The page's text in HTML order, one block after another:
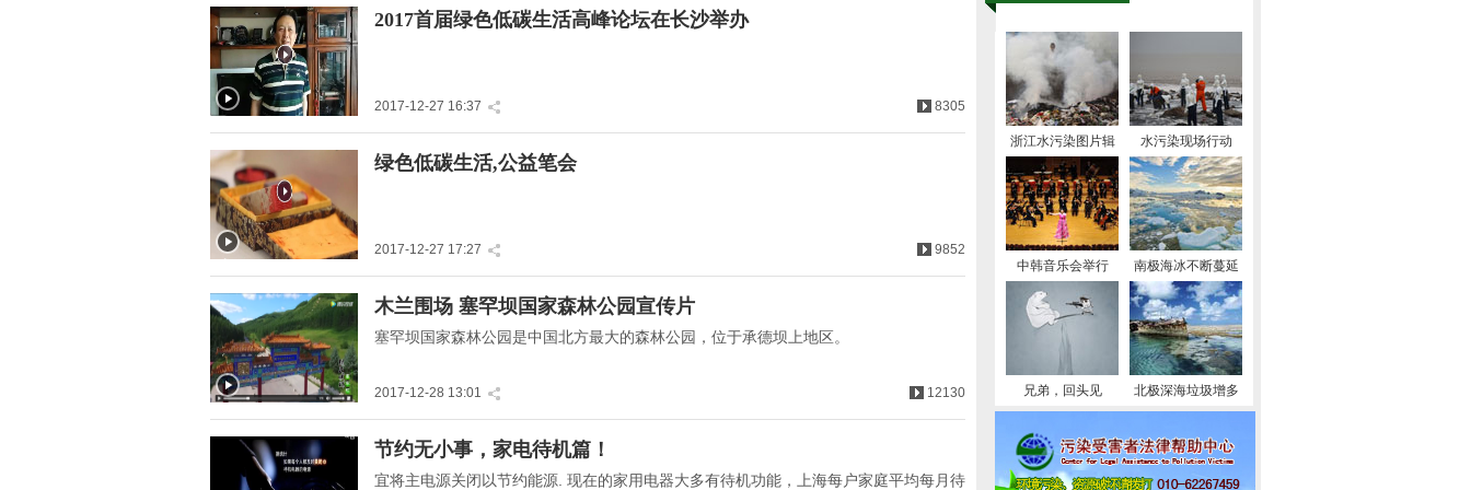
" title="2017首届绿色低
碳生活高峰论坛在长沙举
办">
2017首届绿色低碳生活高峰论坛在长沙举办
2017-12-27 16:37 8305
" title="绿色低碳生活,公
益笔会">
绿色低碳生活,公益笔会
2017-12-27 17:27 9852
" title="木兰围场 塞罕坝
国家森林公园宣传片">
木兰围场 塞罕坝国家森林公园宣传片
塞罕坝国家森林公园是中国北方最大的森林公园，位于承德坝上地区。
2017-12-28 13:01 12130
" title="节约无小事，家电
待机篇！">
节约无小事，家电待机篇！
宜将主电源关闭以节约能源. 现在的家用电器大多有待机功能，上海每户家庭平均每月待
浙江水污染图片辑 水污染现场行动
中韩音乐会举行 南极海冰不断蔓延
兄弟，回头见 北极深海垃圾增多